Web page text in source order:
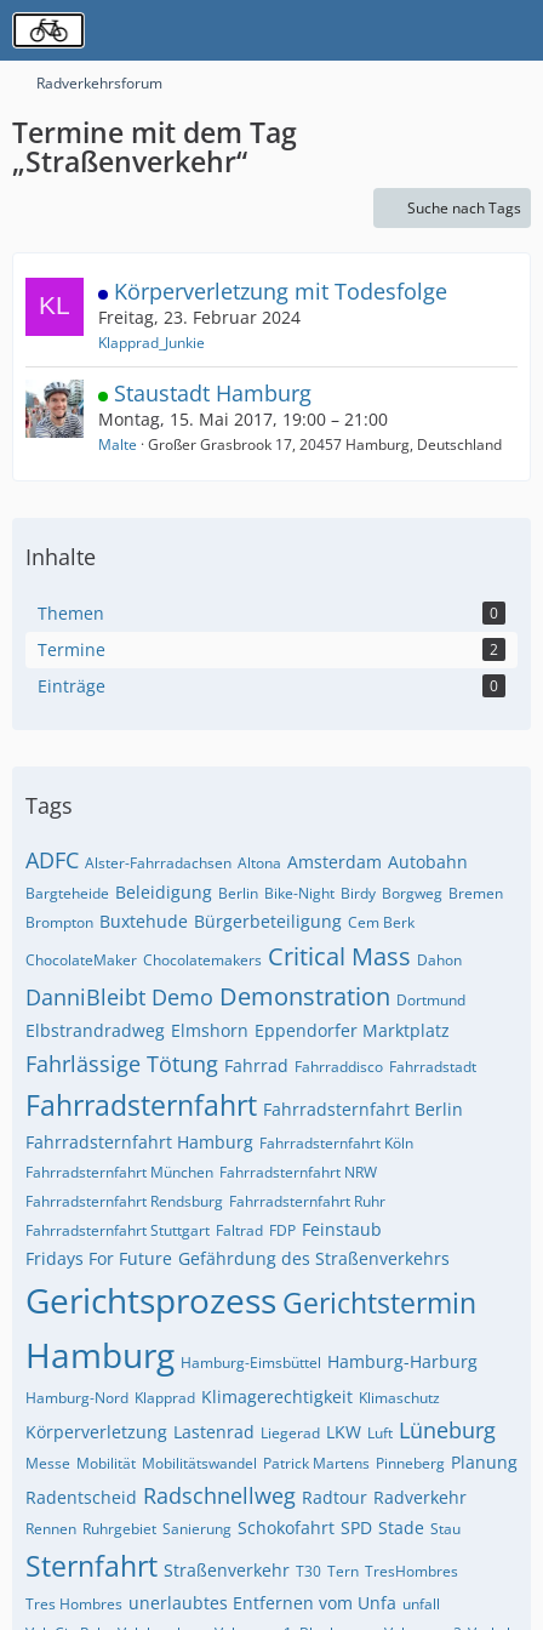
Radverkehrsforum
Termine mit dem Tag
„Straßenverkehr“
Suche nach Tags
Körperverletzung mit Todesfolge
Freitag, 23. Februar 2024
Klapprad_Junkie
Staustadt Hamburg
Montag, 15. Mai 2017, 19:00 – 21:00
Malte Großer Grasbrook 17, 20457 Hamburg, Deutschland
Inhalte
Themen 0
Termine 2
Einträge 0
Tags
ADFC Alster-Fahrradachsen Altona Amsterdam Autobahn
Bargteheide Beleidigung Berlin Bike-Night Birdy Borgweg Bremen
Brompton Buxtehude Bürgerbeteiligung Cem Berk
ChocolateMaker Chocolatemakers Critical Mass Dahon
DanniBleibt Demo Demonstration Dortmund
Elbstrandradweg Elmshorn Eppendorfer Marktplatz
Fahrlässige Tötung Fahrrad Fahrraddisco Fahrradstadt
Fahrradsternfahrt Fahrradsternfahrt Berlin
Fahrradsternfahrt Hamburg Fahrradsternfahrt Köln
Fahrradsternfahrt München Fahrradsternfahrt NRW
Fahrradsternfahrt Rendsburg Fahrradsternfahrt Ruhr
Fahrradsternfahrt Stuttgart Faltrad FDP Feinstaub
Fridays For Future Gefährdung des Straßenverkehrs
Gerichtsprozess Gerichtstermin
Hamburg Hamburg-Eimsbüttel Hamburg-Harburg
Hamburg-Nord Klapprad Klimagerechtigkeit Klimaschutz
Körperverletzung Lastenrad Liegerad LKW Luft Lüneburg
Messe Mobilität Mobilitätswandel Patrick Martens Pinneberg Planung
Radentscheid Radschnellweg Radtour Radverkehr
Rennen Ruhrgebiet Sanierung Schokofahrt SPD Stade Stau
Sternfahrt Straßenverkehr T30 Tern TresHombres
Tres Hombres unerlaubtes Entfernen vom Unfa unfall